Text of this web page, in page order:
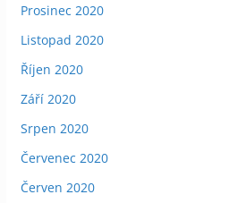
Prosinec 2020
Listopad 2020
Říjen 2020
Září 2020
Srpen 2020
Červenec 2020
Červen 2020